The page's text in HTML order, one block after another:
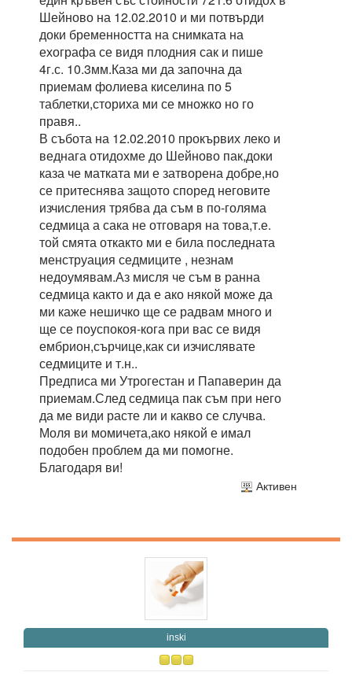
Шейново на 12.02.2010 и ми потвърди
доки бременността на снимката на
ехографа се видя плодния сак и пише
4г.с. 10.3мм.Каза ми да започна да
приемам фолиева киселина по 5
таблетки,сториха ми се множко но го
правя..
В събота на 12.02.2010 прокървих леко и
веднага отидохме до Шейново пак,доки
каза че матката ми е затворена добре,но
се притеснява защото според неговите
изчисления трябва да съм в по-голяма
седмица а сака не отговаря на това,т.е.
той смята откакто ми е била последната
менструация седмиците , незнам
недоумявам.Аз мисля че съм в ранна
седмица както и да е ако някой може да
ми каже нешичко ще се радвам много и
ще се поуспокоя-кога при вас се видя
ембрион,сърчице,как си изчислявате
седмиците и т.н..
Предписа ми Утрогестан и Папаверин да
приемам.След седмица пак съм при него
да ме види расте ли и какво се случва.
Моля ви момичета,ако някой е имал
подобен проблем да ми помогне.
Благодаря ви!
Активен
inski